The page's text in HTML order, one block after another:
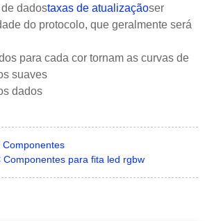
dadostaxas de atualizaçãoser
do protocolo, que geralmente será
para cada cor tornam as curvas de
suaves
dados
Componentes
Componentes para fita led rgbw